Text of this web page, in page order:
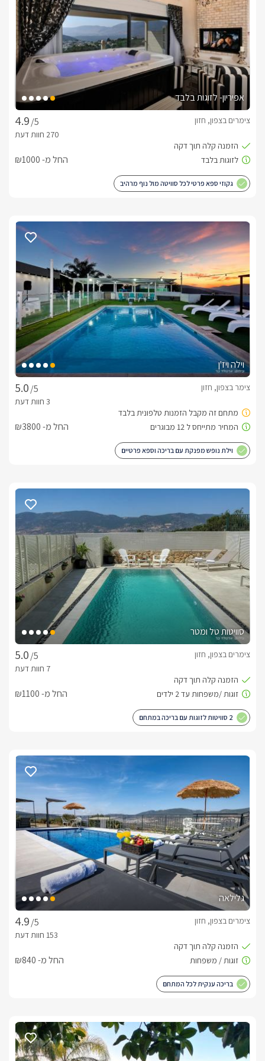
לנוף הררי מיוחד וחורשים פסטורלים מהממים.
מבט פנים
3 סוויטות מרווחות ומשפחתיות ושתי בקתות עץ רומנטיות וחמימות
המתאימות גם למשפחות קטנות.בכל אחת מהיחידות תיהנו ממיטה
הלוויין, מערכת קולנוע ביתית, פינת ישיבה נוחה, חלל מרווח ונעים,
ג'קוזי אינטימי ומפנק במיוחד, חדר רחצה עם מגבות רכות וסבונים
ריחניים, פינת סעודה ומטבחון מאובזר הכולל קומקום חשמלי, פינת
תה/קפה, מיקרוגל ומקרר. *בסוויטות תיהנו מקומת גלריה רחבה עם
לאירוח משפחתי.
יין משובח מתנה, שוקולדים איכותיים, עוגיות פריכות, חלב, מיץ, מים
מינרליים, חלוקי רחצה ונעלי ספא.
מיקום
בסביבת היישוב תוכלו ליהנות ממגוון אטרקציות לכל המשפחה,
מסלולי הליכה ומסלולי אופניים, טיולי ג'יפים, רכיבה על סוסים, גישה
נוחה אל חופי הכנרת (כרבע שעה נסיעה), מסעדות איכותיות ועוד.
לצפייה במדיניות ותנאי הזמנה -לחצו כאן
הזמנות טלפוניות בלבד
לפרטים נוספים או שאלות אנחנו פה לשירותכם
בברכה, יצחק/אסתר -
אפיריון- לזוגות בלבד
/5
צימרים בצפון, חזון
החל מ- ₪1000
גקוזי ספא פרטי לכל סוויטה מול נוף מרהיב
וילה ויז'ן
/5
צימר בצפון, חזון
החל מ- ₪3800
וילת נופש מפנקת עם בריכה וספא פרטיים
סוויטות טל ומטר
/5
צימרים בצפון, חזון
החל מ- ₪1100
2 סוויטות לזוגות עם בריכה במתחם
גלילאה
/5
צימרים בצפון, חזון
החל מ- ₪840
בריכה ענקית לכל המתחם